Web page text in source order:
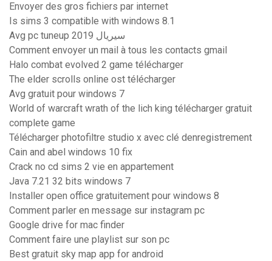
Envoyer des gros fichiers par internet
Is sims 3 compatible with windows 8.1
Avg pc tuneup 2019 سيريال
Comment envoyer un mail à tous les contacts gmail
Halo combat evolved 2 game télécharger
The elder scrolls online ost télécharger
Avg gratuit pour windows 7
World of warcraft wrath of the lich king télécharger gratuit
complete game
Télécharger photofiltre studio x avec clé denregistrement
Cain and abel windows 10 fix
Crack no cd sims 2 vie en appartement
Java 7.21 32 bits windows 7
Installer open office gratuitement pour windows 8
Comment parler en message sur instagram pc
Google drive for mac finder
Comment faire une playlist sur son pc
Best gratuit sky map app for android